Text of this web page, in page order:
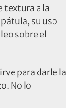
textura a la
su uso
sobre el
para darle la
No lo